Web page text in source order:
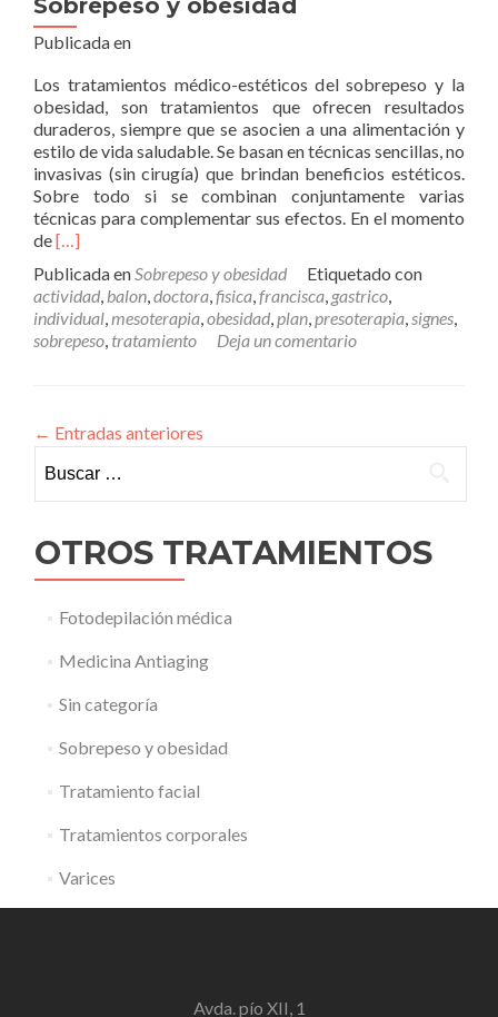
Sobrepeso y obesidad
Publicada en
Los tratamientos médico-estéticos del sobrepeso y la
obesidad, son tratamientos que ofrecen resultados
duraderos, siempre que se asocien a una alimentación y
estilo de vida saludable. Se basan en técnicas sencillas, no
invasivas (sin cirugía) que brindan beneficios estéticos.
Sobre todo si se combinan conjuntamente varias
técnicas para complementar sus efectos. En el momento
deLeer
y
obesidad
[…]
Publicada enSobrepeso y obesidad
Etiquetado con
actividad, balon,doctora,fisica,francisca, gastrico,
individual,mesoterapia,obesidad,plan,presoterapia,signes,
sobrepeso, tratamiento Deja un comentario
← Entradas anteriores
OTROS TRATAMIENTOS
Fotodepilación médica
Medicina Antiaging
Sin categoría
Sobrepeso y obesidad
Tratamiento facial
Tratamientos corporales
Varices
Avda. pío XII, 1